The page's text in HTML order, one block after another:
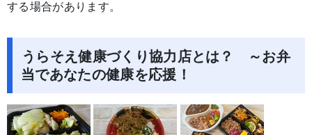
する場合があります。
うらそえ健康づくり協力店とは？ ～お弁
当であなたの健康を応援！